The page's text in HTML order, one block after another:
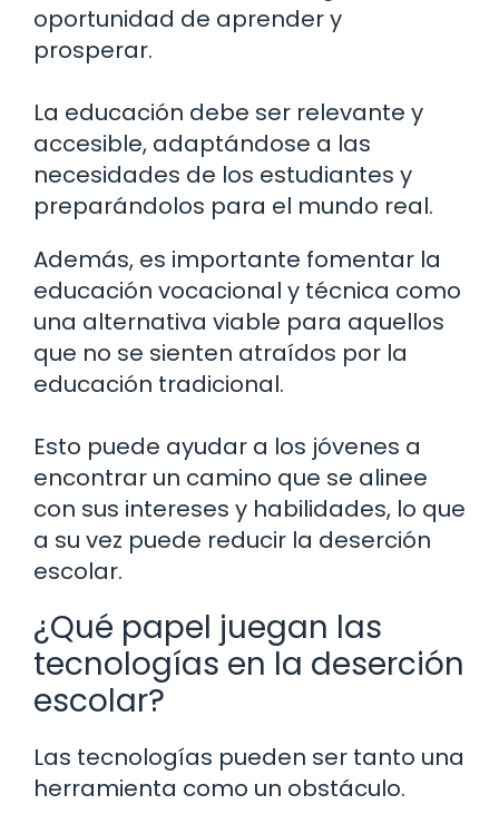
oportunidad de aprender y
prosperar.
La educación debe ser relevante y
accesible, adaptándose a las
necesidades de los estudiantes y
preparándolos para el mundo real.
Además, es importante fomentar la
educación vocacional y técnica como
una alternativa viable para aquellos
que no se sienten atraídos por la
educación tradicional.
Esto puede ayudar a los jóvenes a
encontrar un camino que se alinee
con sus intereses y habilidades, lo que
a su vez puede reducir la deserción
escolar.
¿Qué papel juegan las
tecnologías en la deserción
escolar?
Las tecnologías pueden ser tanto una
herramienta como un obstáculo.